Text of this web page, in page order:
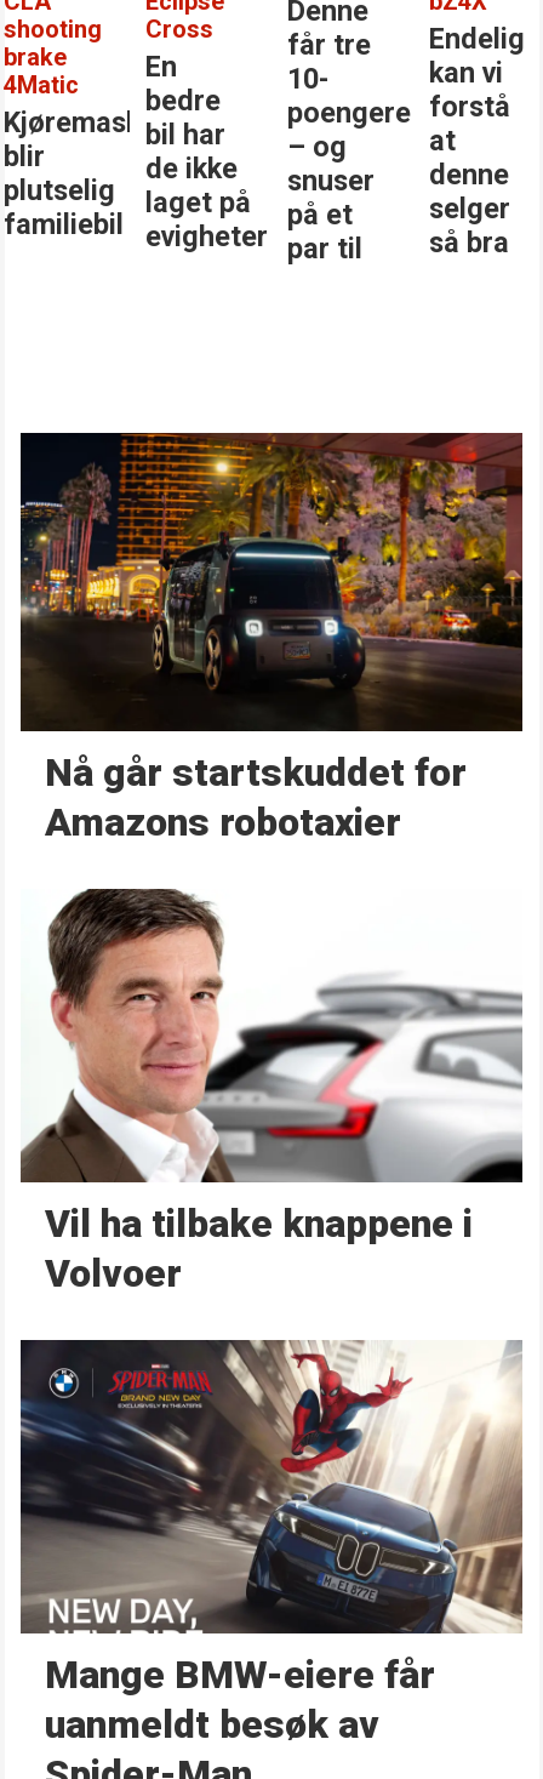
shooting
brake
4Matic
Kjøremaskinen
blir
plutselig
familiebil
Cross
En
bedre
bil har
de ikke
laget på
evigheter
Denne
får tre
10-
poengere
– og
snuser
på et
par til
Endelig
kan vi
forstå
at
denne
selger
så bra
Nå går start­skuddet for
Amazons robotaxier
Vil ha tilbake knappene i
Volvoer
Mange BMW-eiere får
uanmeldt besøk av